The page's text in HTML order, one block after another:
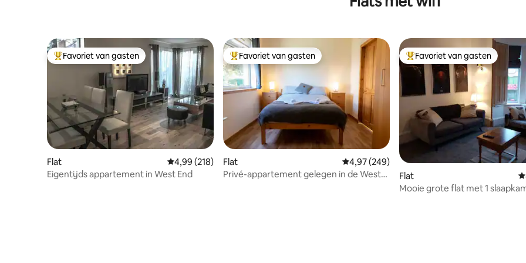
Topfavoriet van gasten
Favoriet van gasten
Flat Gemiddelde beoordeling van 4,99 op 5, 218 recensies
4,99 (218)
Eigentijds appartement in West End
Topfavoriet van gasten
Favoriet van gasten
Flat Gemiddelde beoordeling van 4,97 op 5, 249
4,97 (249)
Privé-appartement gelegen in de West
Topfavoriet van gasten
Favoriet van gasten
Flat
Mooie grote flat met 1